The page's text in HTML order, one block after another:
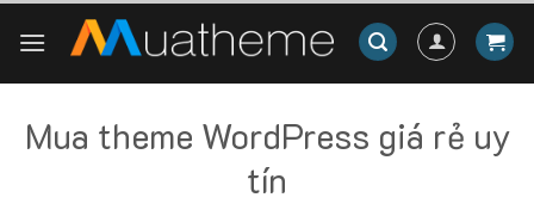
Mua theme WordPress giá rẻ uy
tín